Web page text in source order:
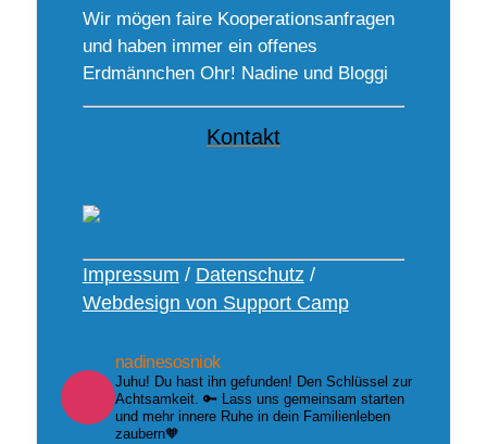
Wir mögen faire Kooperationsanfragen
und haben immer ein offenes
Erdmännchen Ohr! Nadine und Bloggi
Kontakt
Impressum / Datenschutz/
Webdesign von Support Camp
nadinesosniok
Juhu! Du hast ihn gefunden! Den Schlüssel zur
Achtsamkeit. 🔑 Lass uns gemeinsam starten
und mehr innere Ruhe in dein Familienleben
zaubern🧡